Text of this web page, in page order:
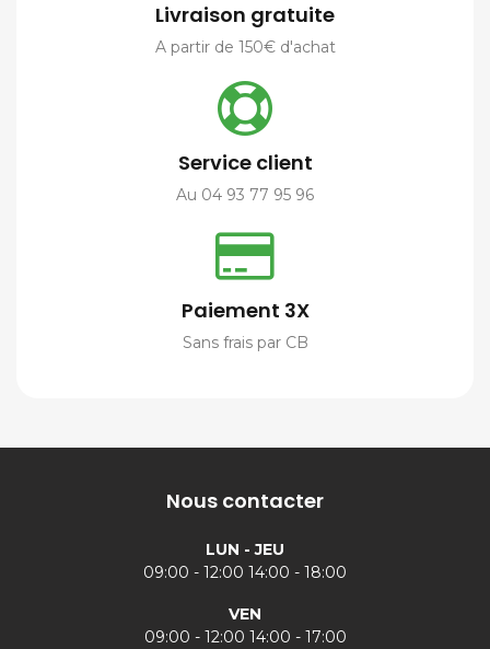
Livraison gratuite
A partir de 150€ d'achat
Service client
Au 04 93 77 95 96
Paiement 3X
Sans frais par CB
Nous contacter
LUN - JEU
09:00 - 12:00 14:00 - 18:00
VEN
09:00 - 12:00 14:00 - 17:00